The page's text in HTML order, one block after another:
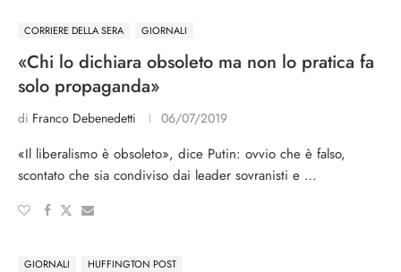
CORRIERE DELLA SERA GIORNALI
«Chi lo dichiara obsoleto ma non lo pratica fa
solo propaganda»
di Franco Debenedetti 06/07/2019
«Il liberalismo è obsoleto», dice Putin: ovvio che è falso,
scontato che sia condiviso dai leader sovranisti e …
GIORNALI HUFFINGTON POST